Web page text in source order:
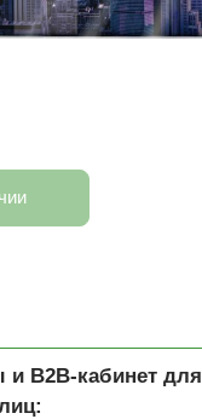
B2B-кабинет для